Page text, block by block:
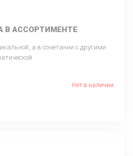
В АССОРТИМЕНТЕ
а в сочетании с другими
Нет в наличии